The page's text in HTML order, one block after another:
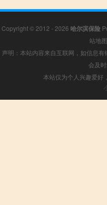
Copyright © 2012 - 2026 哈尔滨保险
站地图
声明：本站内容来自互联网，如信息
会及
本站仅为个人兴趣爱好